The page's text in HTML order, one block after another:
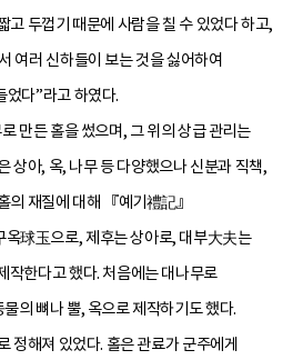
고 두껍기 때문에 사람을 칠 수 있었다 하고,
여러 신하들이 보는 것을 싫어하여
었다”라고 하였다.
만든 홀을 썼으며, 그 위의 상급 관리는
상아, 옥, 나무 등 다양했으나 신분과 직책,
의 재질에 대해 『예기禮記』
球玉으로, 제후는 상아로, 대부大夫는
작한다고 했다. 처음에는 대나무로
의 뼈나 뿔, 옥으로 제작하기도 했다.
정해져 있었다. 홀은 관료가 군주에게